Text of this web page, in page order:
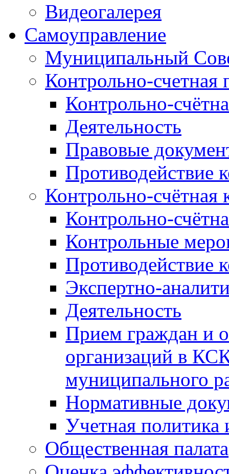
Видеогалерея
Самоуправление
Муниципальный
Контрольно-счетная
Контрольно-
Деятельность
Правовые
Противодействие
Контрольно-счётная
Контрольно-
Контрольные
Противодействие
Экспертно-
Деятельность
Прием граждан и
организаций в
муниципального
Нормативные
Учетная политика
Общественная палата